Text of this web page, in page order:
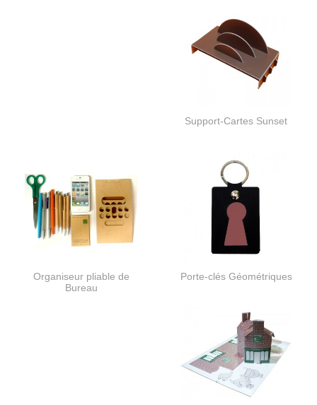
Support-Cartes Sunset
Organiseur pliable de
Bureau
Porte-clés Géométriques